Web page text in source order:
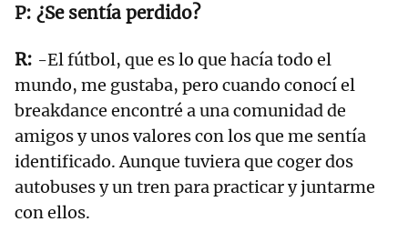
¿Se sentía perdido?
-El fútbol, que es lo que hacía todo el
mundo, me gustaba, pero cuando conocí el
breakdance encontré a una comunidad de
amigos y unos valores con los que me sentía
identificado. Aunque tuviera que coger dos
autobuses y un tren para practicar y juntarme
con ellos.